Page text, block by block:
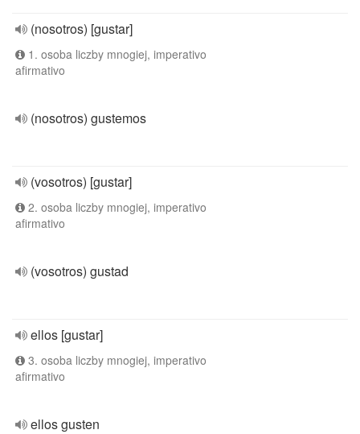
(nosotros) [gustar]
1. osoba liczby mnogiej, imperativo
afirmativo
(nosotros) gustemos
(vosotros) [gustar]
2. osoba liczby mnogiej, imperativo
afirmativo
(vosotros) gustad
ellos [gustar]
3. osoba liczby mnogiej, imperativo
afirmativo
ellos gusten